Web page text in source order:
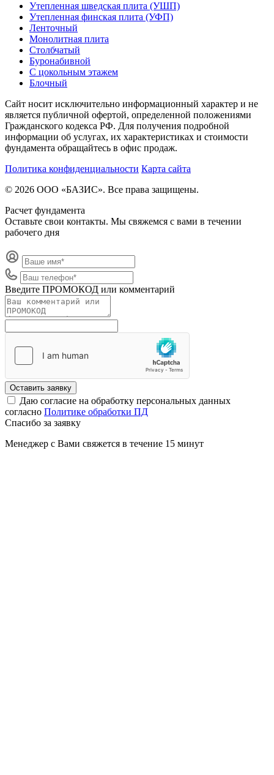
Утепленная шведская плита (УШП)
Утепленная финская плита (УФП)
Ленточный
Монолитная плита
Столбчатый
Буронабивной
С цокольным этажем
Блочный
Сайт носит исключительно информационный характер и не
является публичной офертой, определенной положениями
Гражданского кодекса РФ. Для получения подробной
информации об услугах, их характеристиках и стоимости
фундамента обращайтесь в офис продаж.
Политика конфиденциальности Карта сайта
© 2026 ООО «БАЗИС». Все права защищены.
Расчет фундамента
Оставьте свои контакты. Мы свяжемся с вами в течении
рабочего дня
Введите ПРОМОКОД или комментарий
Оставить заявку
Даю согласие на обработку персональных данных
согласно Политике обработки ПД
Спасибо за заявку
Менеджер с Вами свяжется в течение 15 минут